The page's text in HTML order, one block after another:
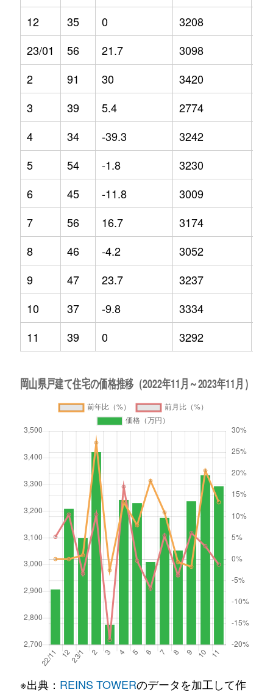
12
35 0 3208
23/01
56 21.7 3098
2
91 30 3420
3
39 5.4 2774
4
34 -39.3 3242
5
54 -1.8 3230
6
45 -11.8 3009
7
56 16.7 3174
8
46 -4.2 3052
9
47 23.7 3237
10
37 -9.8 3334
11
39 0 3292
※出典： REINS TOWERのデータを加工して作